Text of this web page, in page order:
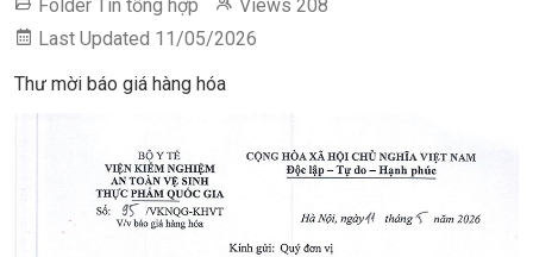
Folder Tin tổng hợp Views 208
Last Updated 11/05/2026
Thư mời báo giá hàng hóa